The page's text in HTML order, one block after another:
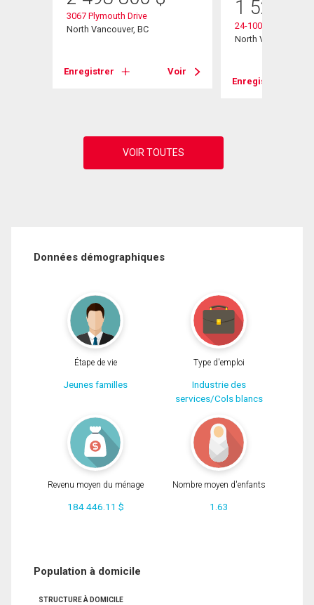
3067 Plymouth Drive
North Vancouver, BC
Enregistrer Voir
1 529
24-1001
North Vancouver,
Enregistrer
Données démographiques
Étape de vie
Jeunes familles
Type d'emploi
Industrie des
services/Cols blancs
Revenu moyen du ménage
184 446.11 $
Nombre moyen d'enfants
1.63
Population à domicile
STRUCTURE À DOMICILE